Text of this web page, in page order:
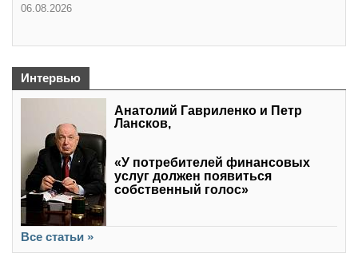
06.08.2026
Интервью
Анатолий Гавриленко и Петр
Лансков,
«У потребителей финансовых
услуг должен появиться
собственный голос»
Все статьи »